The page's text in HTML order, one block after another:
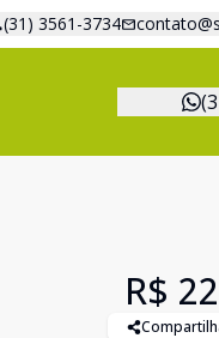
(31) 3561-3734
R$